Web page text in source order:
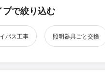
プで絞り込む
パス工事 照明器具ごと交換